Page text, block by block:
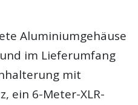
Aluminiumgehäuse
im Lieferumfang
mit
ein 6-Meter-XLR-